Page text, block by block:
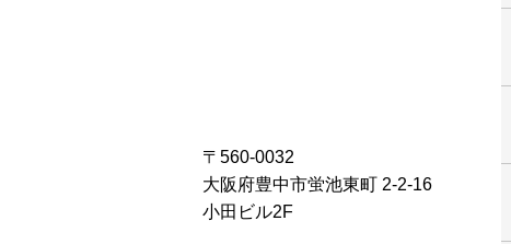
〒560-0032
大阪府豊中市蛍池東町 2-2-16
小田ビル2F